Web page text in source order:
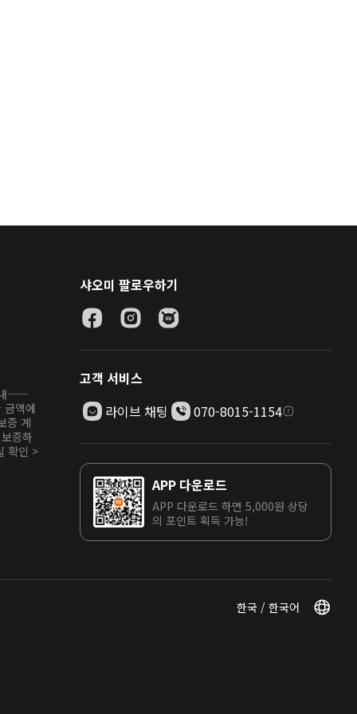
내——
금액에
증 계
증하
확인 >
샤오미 팔로우하기
고객 서비스
라이브 채팅
070-8015-1154
APP 다운로드
APP 다운로드 하면 5,000원 상당
의 포인트 획득 가능!
한국 / 한국어